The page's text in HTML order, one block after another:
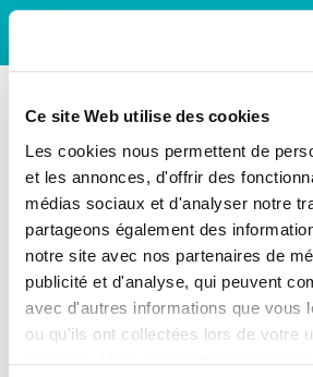
Ce site Web utilise des cookies
Les cookies nous permettent de
et les annonces, d'offrir des
médias sociaux et d'analyser notre
partageons également des
notre site avec nos partenaires de
publicité et d'analyse, qui peuvent
avec d'autres informations que vous
ou qu'ils ont collectées lors de votre